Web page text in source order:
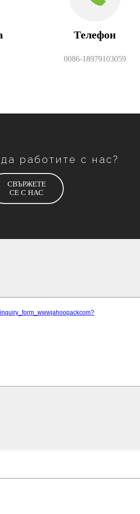
Телефон
0086-18979103059
работите с нас?
СВЪРЖЕТЕ
СЕ С НАС